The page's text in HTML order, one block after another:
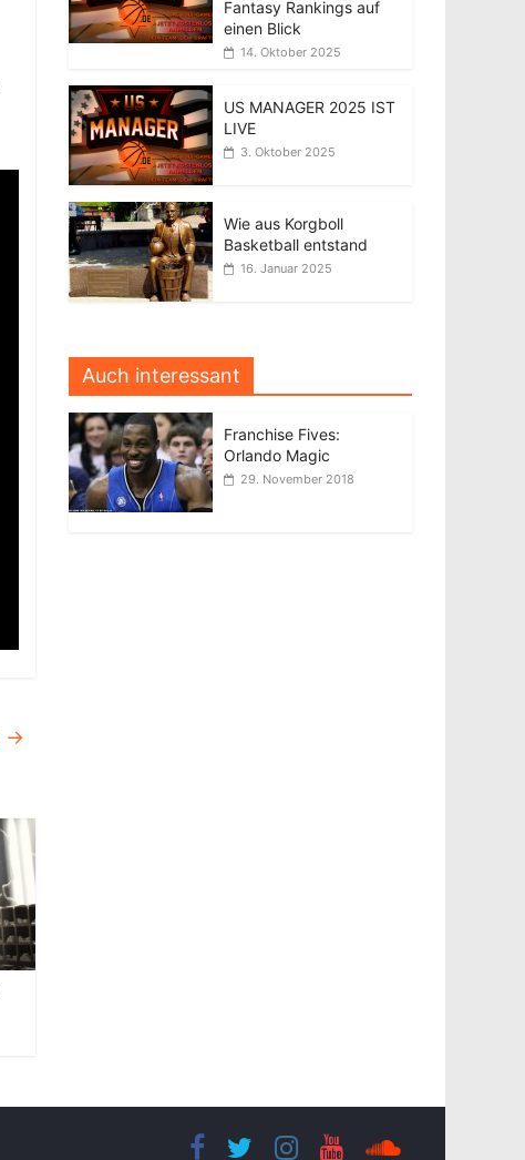
→
Fantasy Rankings auf
einen Blick
14. Oktober 2025
US MANAGER 2025 IST
LIVE
3. Oktober 2025
Wie aus Korgboll
Basketball entstand
16. Januar 2025
Auch interessant
Franchise Fives:
Orlando Magic
29. November 2018